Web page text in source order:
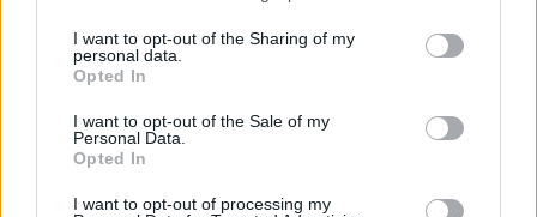
I want to opt-out of the Sharing of my
personal data.
Opted In
I want to opt-out of the Sale of my
Personal Data.
Opted In
I want to opt-out of processing my
δημοφιλείς τη δεκαετία του 1960, του
1990, συνδέονται πλέον κυρίως μεretro-